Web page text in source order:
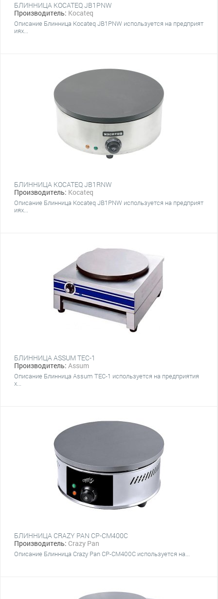
БЛИННИЦА KOCATEQ JB1PNW
Производитель: Kocateq
Описание Блинница Kocateq JB1PNW используется на предприят
иях...
БЛИННИЦА KOCATEQ JB1RNW
Производитель: Kocateq
Описание Блинница Kocateq JB1PNW используется на предприят
иях...
БЛИННИЦА ASSUM TEC-1
Производитель: Assum
Описание Блинница Assum TEC-1 используется на предприятия
х...
БЛИННИЦА CRAZY PAN CP-CM400C
Производитель: Crazy Pan
Описание Блинница Crazy Pan CP-CM400C используется на...